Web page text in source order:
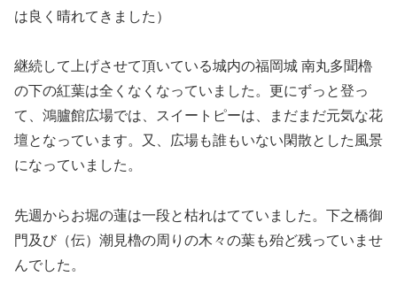
は良く晴れてきました）
継続して上げさせて頂いている城内の福岡城 南丸多聞櫓
の下の紅葉は全くなくなっていました。更にずっと登っ
て、鴻臚館広場では、スイートピーは、まだまだ元気な花
壇となっています。又、広場も誰もいない閑散とした風景
になっていました。
先週からお堀の蓮は一段と枯れはてていました。下之橋御
門及び（伝）潮見櫓の周りの木々の葉も殆ど残っていませ
んでした。